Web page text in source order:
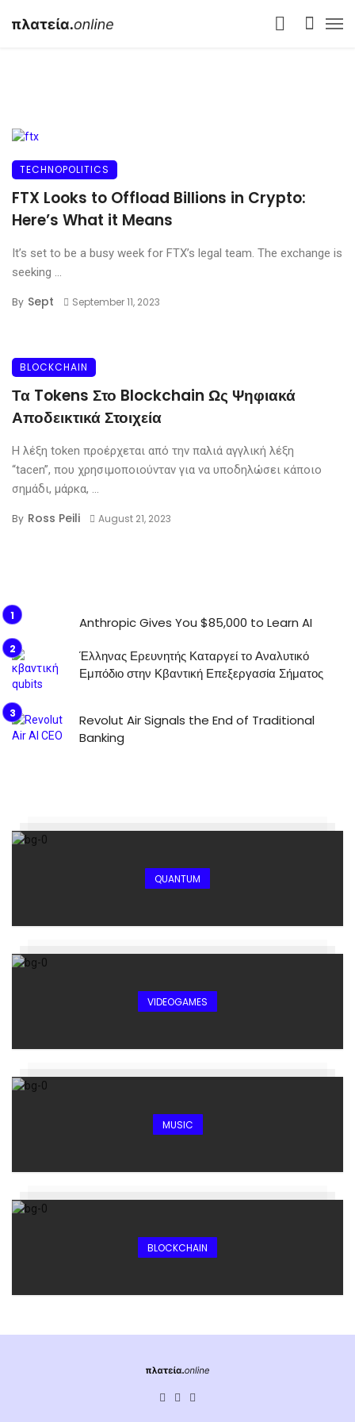
TECHNOPOLITICS
FTX Looks to Offload Billions in Crypto:
Here’s What it Means
It’s set to be a busy week for FTX’s legal team. The exchange is
seeking ...
By Sept September 11, 2023
BLOCKCHAIN
Τα Tokens Στο Blockchain Ως Ψηφιακά
Αποδεικτικά Στοιχεία
Η λέξη token προέρχεται από την παλιά αγγλική λέξη
“tacen”, που χρησιμοποιούνταν για να υποδηλώσει κάποιο
σημάδι, μάρκα, ...
By Ross Peili August 21, 2023
Anthropic Gives You $85,000 to Learn AI
Έλληνας Ερευνητής Καταργεί το Αναλυτικό
Εμπόδιο στην Κβαντική Επεξεργασία Σήματος
Revolut Air Signals the End of Traditional
Banking
QUANTUM
VIDEOGAMES
MUSIC
BLOCKCHAIN